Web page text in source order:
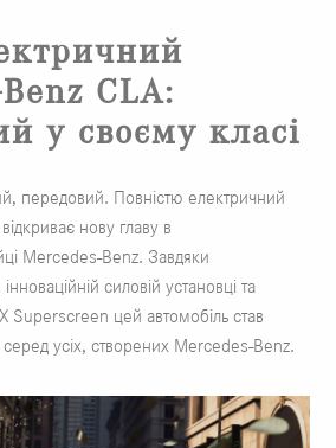
CLA:
у своєму класі
передовий. Повністю електричний
нову главу в
Mercedes-Benz. Завдяки
силовій установці та
Superscreen цей автомобіль став
серед усіх, створених Mercedes-Benz.